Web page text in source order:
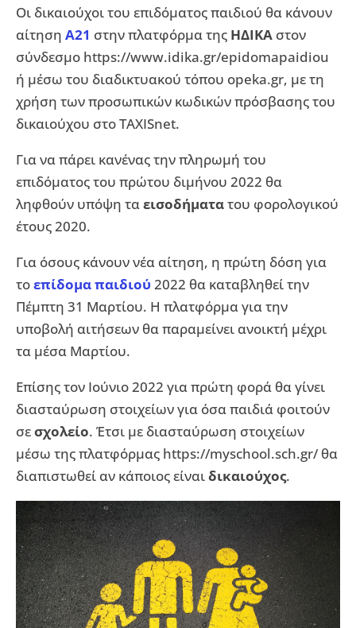
Οι δικαιούχοι του επιδόματος παιδιού θα κάνουν
αίτηση Α21 στην πλατφόρμα της ΗΔΙΚΑ στον
σύνδεσμο https://www.idika.gr/epidomapaidiou
ή μέσω του διαδικτυακού τόπου opeka.gr, με τη
χρήση των προσωπικών κωδικών πρόσβασης του
δικαιούχου στο TAXISnet.
Για να πάρει κανένας την πληρωμή του
επιδόματος του πρώτου διμήνου 2022 θα
ληφθούν υπόψη ταεισοδήματατου φορολογικού
έτους 2020.
Για όσους κάνουν νέα αίτηση, η πρώτη δόση για
τοεπίδομα παιδιού 2022 θα καταβληθεί την
Πέμπτη 31 Μαρτίου. Η πλατφόρμα για την
υποβολή αιτήσεων θα παραμείνει ανοικτή μέχρι
τα μέσα Μαρτίου.
Επίσης τον Ιούνιο 2022 για πρώτη φορά θα γίνει
διασταύρωση στοιχείων για όσα παιδιά φοιτούν
σεσχολείο. Έτσι με διασταύρωση στοιχείων
μέσω της πλατφόρμας https://myschool.sch.gr/ θα
διαπιστωθεί αν κάποιος είναιδικαιούχος.